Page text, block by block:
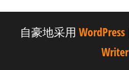
自豪地采用 WordPress
Writer